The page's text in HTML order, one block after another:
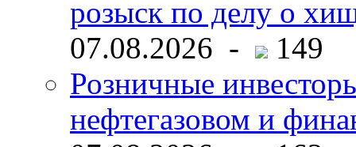
розыск по делу о
07.08.2026 -
149
Розничные
нефтегазовом и